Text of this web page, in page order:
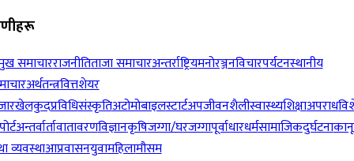
समाचारराजनीतिताजा समाचारअन्तर्राष्ट्रियमनोरञ्जनविचारपर्यटनस्थानीय
अर्थतन्त्रवित्तशेयर
खेलकुदप्रविधिसंस्कृतिअटोमोबाइलस्टार्टअपजीवनशैलीस्वास्थ्यशिक्षाअपराध
अन्तर्वार्तावातावरणविज्ञानकृषिजग्गा/घरजग्गापूर्वाधारधर्मसामाजिकदुर्घटना
व्यवस्थाआप्रवासनयुवामहिलामौसम